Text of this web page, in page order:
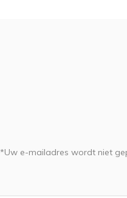
*Uw e-mailadres wordt niet